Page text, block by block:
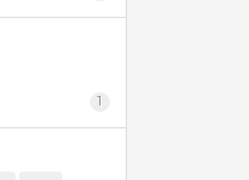
1